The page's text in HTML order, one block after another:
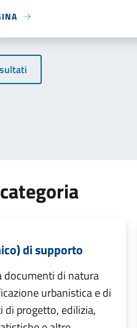
di supporto
documenti di natura
urbanistica e di
progetto, edilizia,